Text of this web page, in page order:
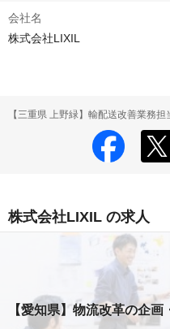
会社名
株式会社LIXIL
【三重県 上野緑】輸配送改善業務
株式会社LIXIL の求人
【愛知県】物流改革の企